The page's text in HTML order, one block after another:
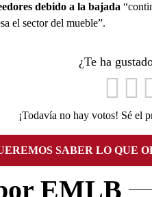
debido a la bajada
el sector del mueble”.
¿Te ha
¡Todavía no hay votos! Sé el
SABER LO QUE
EMLB